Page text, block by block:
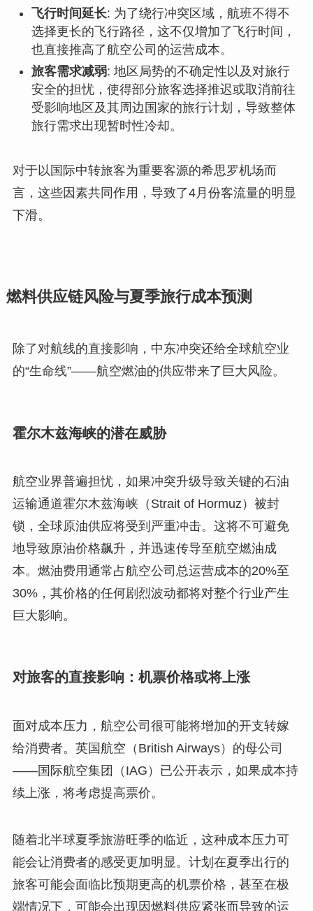
飞行时间延长: 为了绕行冲突区域，航班不得不
选择更长的飞行路径，这不仅增加了飞行时间，
也直接推高了航空公司的运营成本。
旅客需求减弱: 地区局势的不确定性以及对旅行
安全的担忧，使得部分旅客选择推迟或取消前往
受影响地区及其周边国家的旅行计划，导致整体
旅行需求出现暂时性冷却。
对于以国际中转旅客为重要客源的希思罗机场而
言，这些因素共同作用，导致了4月份客流量的明显
下滑。
燃料供应链风险与夏季旅行成本预测
除了对航线的直接影响，中东冲突还给全球航空业
的“生命线”——航空燃油的供应带来了巨大风险。
霍尔木兹海峡的潜在威胁
航空业界普遍担忧，如果冲突升级导致关键的石油
运输通道霍尔木兹海峡（Strait of Hormuz）被封
锁，全球原油供应将受到严重冲击。这将不可避免
地导致原油价格飙升，并迅速传导至航空燃油成
本。燃油费用通常占航空公司总运营成本的20%至
30%，其价格的任何剧烈波动都将对整个行业产生
巨大影响。
对旅客的直接影响：机票价格或将上涨
面对成本压力，航空公司很可能将增加的开支转嫁
给消费者。英国航空（British Airways）的母公司
——国际航空集团（IAG）已公开表示，如果成本持
续上涨，将考虑提高票价。
随着北半球夏季旅游旺季的临近，这种成本压力可
能会让消费者的感受更加明显。计划在夏季出行的
旅客可能会面临比预期更高的机票价格，甚至在极
端情况下，可能会出现因燃料供应紧张而导致的运